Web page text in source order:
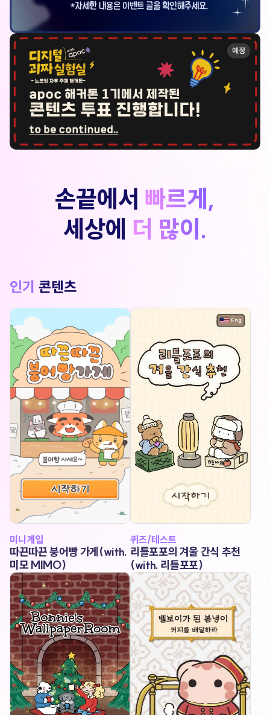
손끝에서 빠르게,
세상에 더 많이.
인기 콘텐츠
미니게임
따끈따끈 붕어빵 가게(with.
미모 MIMO)
퀴즈/테스트
리틀포포의 겨울 간식 추천
(with. 리틀포포)